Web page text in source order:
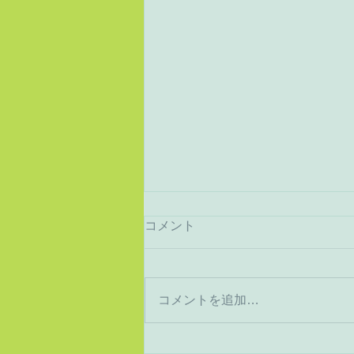
猛暑から酷暑へ
コメント
コメントを追加…